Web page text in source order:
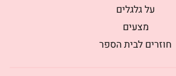
על גלגלים
מצעים
חוזרים לבית הספר